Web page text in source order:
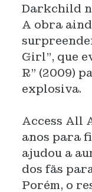
Darkchild
A obra
Girl”, que
R” (2009)
explosiva.
Access All
anos para
ajudou a
dos fãs
Porém, o